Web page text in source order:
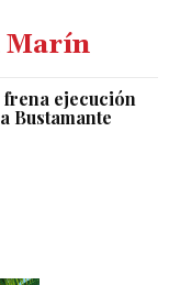
Marín
frena ejecución
Bustamante